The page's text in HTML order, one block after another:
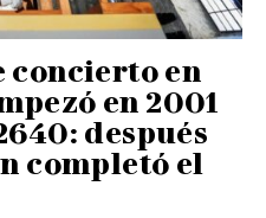
concierto en
en 2001
después
completó el